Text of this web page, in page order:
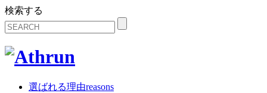
検索する
選ばれる理由reasons